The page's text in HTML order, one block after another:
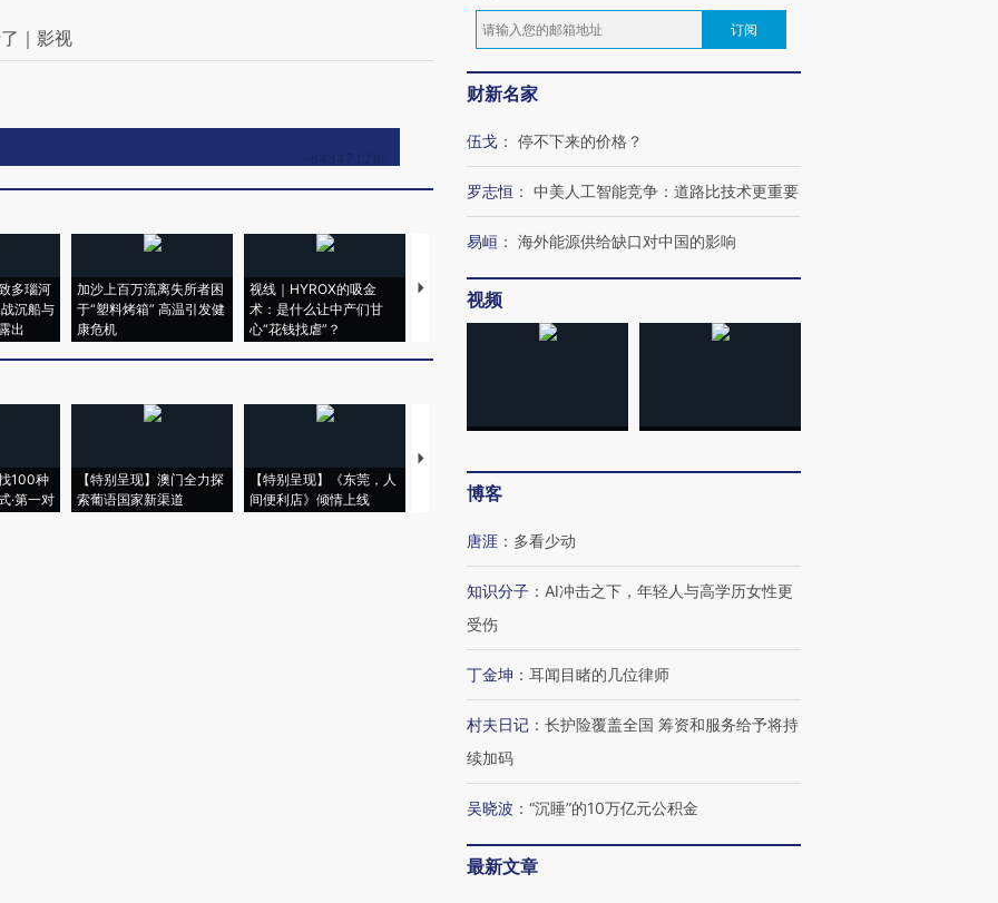
｜影视
多瑙河
沉船与
出
加沙上百万流离失所者困
于“塑料烤箱” 高温引发健
康危机
视线｜HYROX的吸金
术：是什么让中产们甘
心“花钱找虐”？
马航飞行员跨国走私7万
粒摇头丸 尿检体内含3种
100种
·第一对
【特别呈现】澳门全力探
索葡语国家新渠道
【特别呈现】《东莞，人
间便利店》倾情上线
【推广】走进第四届链博
会，让数智科技“链”接产
订阅
财新名家
伍戈 ： 停不下来的价格？
罗志恒 ： 中美人工智能竞争：道路比技术更重要
易峘 ： 海外能源供给缺口对中国的影响
视频
博客
唐涯 ： 多看少动
知识分子 ： AI冲击之下，年轻人与高学历女性更
受伤
丁金坤 ： 耳闻目睹的几位律师
村夫日记 ： 长护险覆盖全国 筹资和服务给予将持
续加码
吴晓波 ： “沉睡”的10万亿元公积金
最新文章